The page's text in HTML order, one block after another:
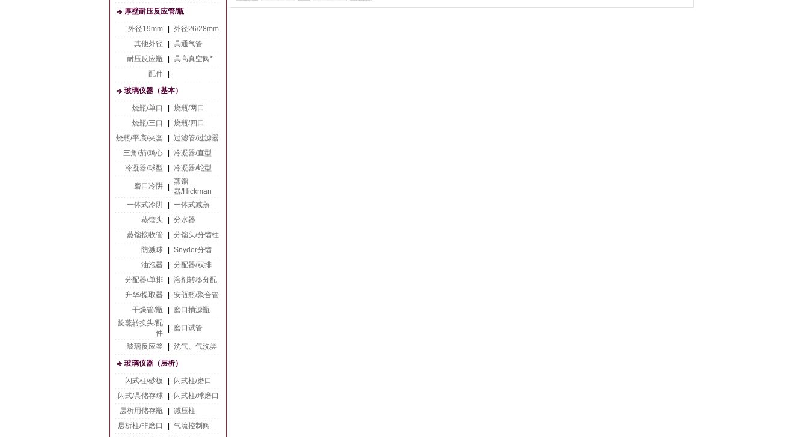
厚壁耐压反应管/瓶
外径19mm
外径26/28mm
其他外径
具通气管
耐压反应瓶
具高真空阀*
配件
玻璃仪器（基本）
烧瓶/单口
烧瓶/两口
烧瓶/三口
烧瓶/四口
烧瓶/平底/夹套
过滤管/过滤器
三角/茄/鸡心
冷凝器/直型
冷凝器/球型
冷凝器/蛇型
磨口冷阱
蒸馏
器/Hickman
一体式冷阱
一体式减蒸
蒸馏头
分水器
蒸馏接收管
分馏头/分馏柱
防溅球
Snyder分馏
油泡器
分配器/双排
分配器/单排
溶剂转移分配
升华/提取器
安瓿瓶/聚合管
干燥管/瓶
磨口抽滤瓶
旋蒸转换头/配
件
磨口试管
玻璃反应釜
洗气、气洗类
玻璃仪器（层析）
闪式柱/砂板
闪式柱/磨口
闪式/具储存球
闪式柱/球磨口
层析用储存瓶
减压柱
层析柱/非磨口
气流控制阀